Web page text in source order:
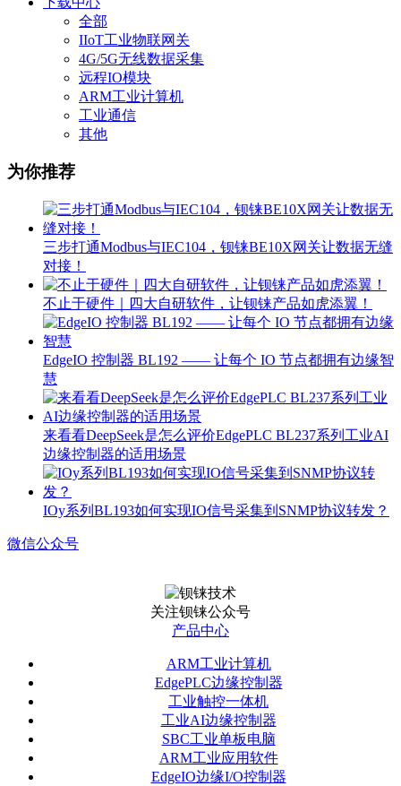
全部
IIoT工业物联网关
4G/5G无线数据采集
远程IO模块
ARM工业计算机
工业通信
其他
为你推荐
三步打通Modbus与IEC104，钡铼BE10X网关让数据无缝
对接！
不止于硬件｜四大自研软件，让钡铼产品如虎添翼！
EdgeIO 控制器 BL192 —— 让每个 IO 节点都拥有边缘智
慧
来看看DeepSeek是怎么评价EdgePLC BL237系列工业AI
边缘控制器的适用场景
IOy系列BL193如何实现IO信号采集到SNMP协议转发？
微信公众号
关注钡铼公众号
产品中心
ARM工业计算机
EdgePLC边缘控制器
工业触控一体机
工业AI边缘控制器
SBC工业单板电脑
ARM工业应用软件
EdgeIO边缘I/O控制器